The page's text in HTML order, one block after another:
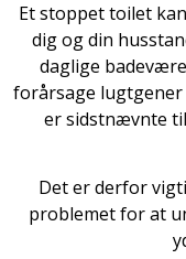
Et stoppet toilet
dig og din
daglige
forårsage lugtgener
er sidstnævnte
Det er derfor
problemet for at